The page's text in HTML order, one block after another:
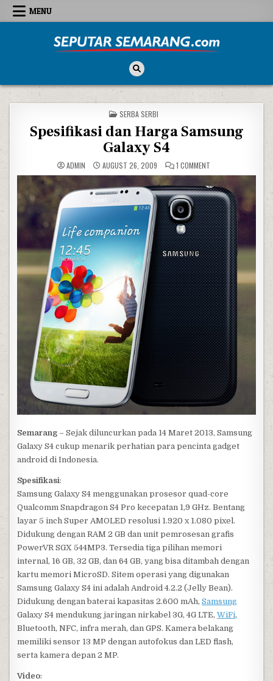
Skip to content
MENU
POSTED IN
SERBA SERBI
Spesifikasi dan Harga Samsung
Galaxy S4
ADMIN AUGUST 26, 2009 1 COMMENTON SPESIFIKASI DAN
Semarang – Sejak diluncurkan pada 14 Maret 2013, Samsung
Galaxy S4 cukup menarik perhatian para pencinta gadget
android di Indonesia.
Spesifikasi:
Samsung Galaxy S4 menggunakan prosesor quad-core
Qualcomm Snapdragon S4 Pro kecepatan 1,9 GHz. Bentang
layar 5 inch Super AMOLED resolusi 1.920 x 1.080 pixel.
Didukung dengan RAM 2 GB dan unit pemrosesan grafis
PowerVR SGX 544MP3. Tersedia tiga pilihan memori
internal, 16 GB, 32 GB, dan 64 GB, yang bisa ditambah dengan
kartu memori MicroSD. Sitem operasi yang digunakan
Samsung Galaxy S4 ini adalah Android 4.2.2 (Jelly Bean).
Didukung dengan baterai kapasitas 2.600 mAh,Samsung
Galaxy S4 mendukung jaringan nirkabel 3G, 4G LTE,WiFi,
Bluetooth, NFC, infra merah, dan GPS. Kamera belakang
memiliki sensor 13 MP dengan autofokus dan LED flash,
serta kamera depan 2 MP.
Video: